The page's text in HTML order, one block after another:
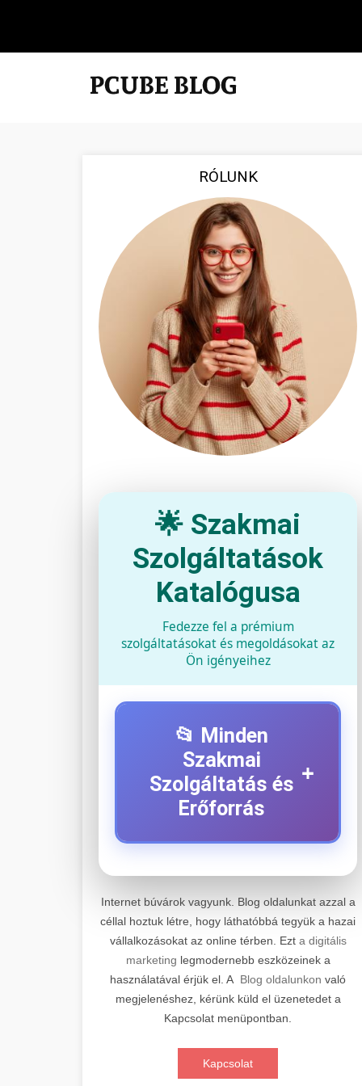
RÓLUNK
🌟 Szakmai
Szolgáltatások
Katalógusa
Fedezze fel a prémium
szolgáltatásokat és megoldásokat az
Ön igényeihez
📂 Minden
Szakmai
Szolgáltatás és
Erőforrás
+
+
Professzionális elektromos roller
javítási és karbantartási szolgáltatások.
Szakértő technikusaink minőségi
szervízt nyújtanak minden jelentős
márkához és modellhez.
Szervizközpont Látogatása
📊 2. Online Marketing
Ügynökség
+
Átfogó online marketing
szolgáltatások, beleértve a SEO-t,
közösségi média kezelést és digitális
hirdetéseket. Növekedés elérése
Elektromos Roller
Internet búvárok vagyunk. Blog oldalunkat azzal a
céllal hoztuk létre, hogy láthatóbbá tegyük a hazai
vállalkozásokat az online térben. Ezt a digitális
marketing legmodernebb eszközeinek a
használatával érjük el. A Blog oldalunkon való
megjelenéshez, kérünk küld el üzenetedet a
Kapcsolat menüpontban.
Kapcsolat